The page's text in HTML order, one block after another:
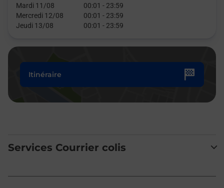
Mardi 11/08
00:01 - 23:59
Mercredi 12/08
00:01 - 23:59
Jeudi 13/08
00:01 - 23:59
Itinéraire
Services Courrier colis